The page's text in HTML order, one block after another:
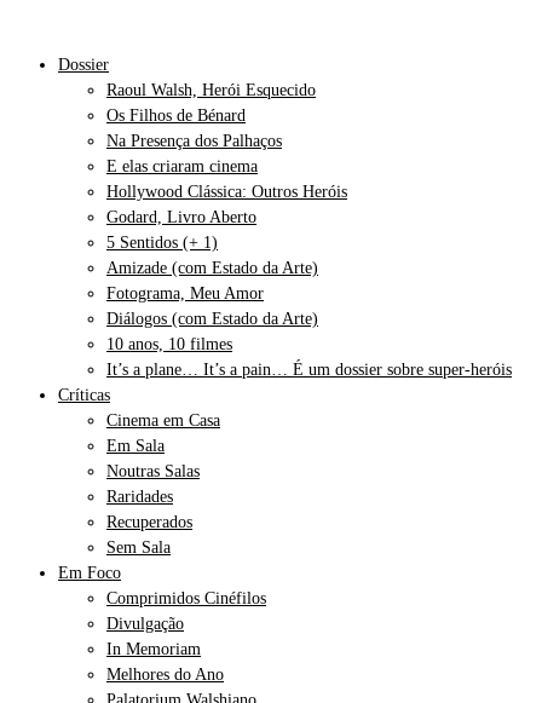
Dossier
Raoul Walsh, Herói Esquecido
Os Filhos de Bénard
Na Presença dos Palhaços
E elas criaram cinema
Hollywood Clássica: Outros Heróis
Godard, Livro Aberto
5 Sentidos (+ 1)
Amizade (com Estado da Arte)
Fotograma, Meu Amor
Diálogos (com Estado da Arte)
10 anos, 10 filmes
It’s a plane… It’s a pain… É um dossier sobre super-heróis
Críticas
Cinema em Casa
Em Sala
Noutras Salas
Raridades
Recuperados
Sem Sala
Em Foco
Comprimidos Cinéfilos
Divulgação
In Memoriam
Melhores do Ano